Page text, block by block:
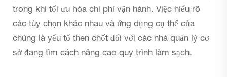
trong khi tối ưu hóa chi phí vận hành. Việc hiểu rõ
các tùy chọn khác nhau và ứng dụng cụ thể của
chúng là yếu tố then chốt đối với các nhà quản lý cơ
sở đang tìm cách nâng cao quy trình làm sạch.